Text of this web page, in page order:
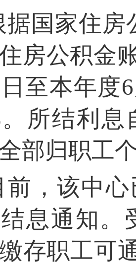
据国家住房
房公积金
至本年度
。所结利
部归职工
前，该中
息通知。
存职工可